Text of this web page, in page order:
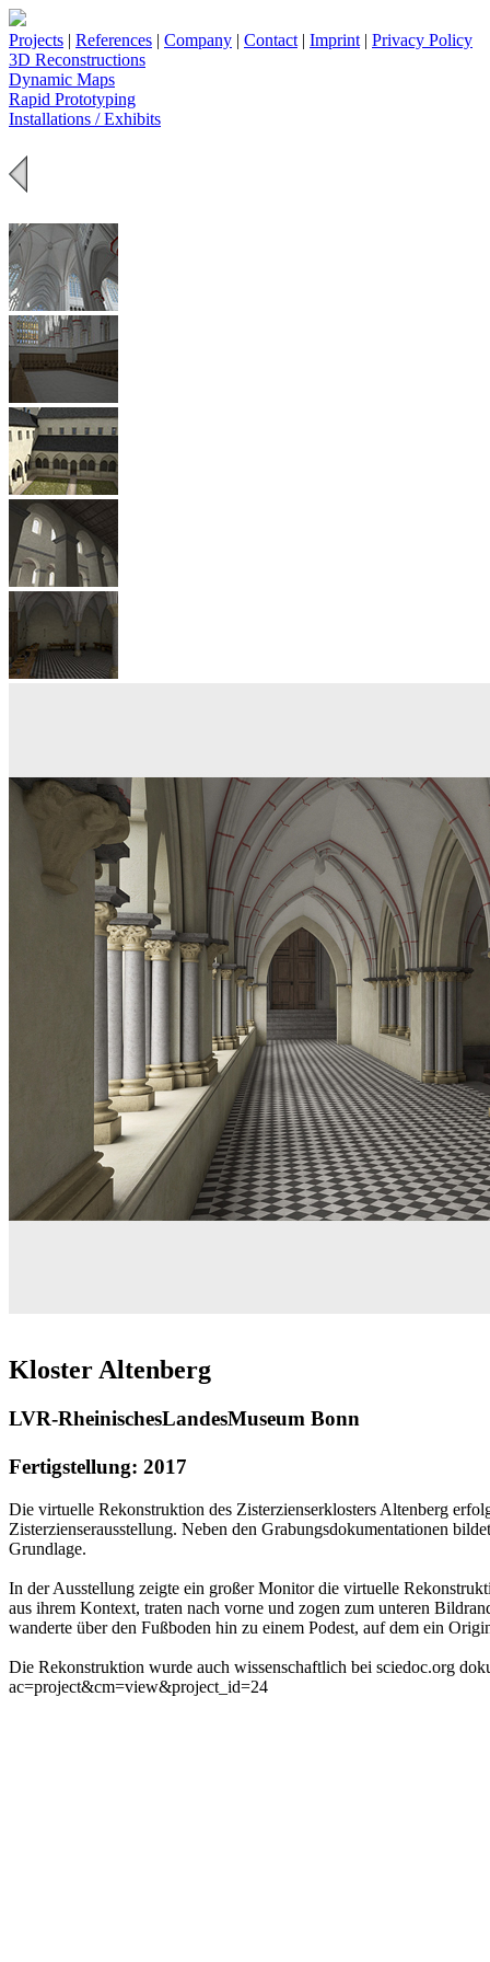
Projects | References | Company | Contact | Imprint | Privacy Policy
3D Reconstructions
Dynamic Maps
Rapid Prototyping
Installations / Exhibits
Kloster Altenberg
LVR-RheinischesLandesMuseum Bonn
Fertigstellung: 2017
Die virtuelle Rekonstruktion des Zisterzienserklosters Altenberg
Zisterzienserausstellung. Neben den Grabungsdokumentationen
Grundlage.
In der Ausstellung zeigte ein großer Monitor die virtuelle
aus ihrem Kontext, traten nach vorne und zogen zum unteren
wanderte über den Fußboden hin zu einem Podest, auf dem ein
Die Rekonstruktion wurde auch wissenschaftlich bei sciedoc.org
ac=project&cm=view&project_id=24